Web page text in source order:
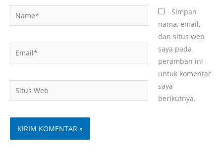
Email*
Situs
Web
Simpan
nama, email,
dan situs web
saya pada
peramban ini
untuk komentar
saya
berikutnya.